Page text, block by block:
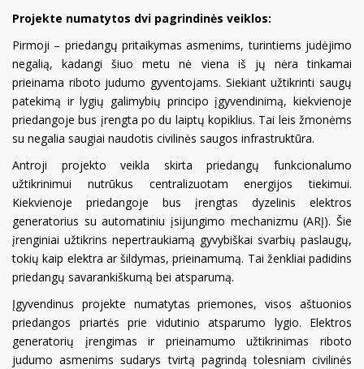
Projekte numatytos dvi pagrindinės veiklos:
Pirmoji – priedangų pritaikymas asmenims, turintiems judėjimo
negalią, kadangi šiuo metu nė viena iš jų nėra tinkamai
prieinama riboto judumo gyventojams. Siekiant užtikrinti saugų
patekimą ir lygių galimybių principo įgyvendinimą, kiekvienoje
priedangoje bus įrengta po du laiptų kopiklius. Tai leis žmonėms
su negalia saugiai naudotis civilinės saugos infrastruktūra.
Antroji projekto veikla skirta priedangų funkcionalumo
užtikrinimui nutrūkus centralizuotam energijos tiekimui.
Kiekvienoje priedangoje bus įrengtas dyzelinis elektros
generatorius su automatiniu įsijungimo mechanizmu (ARĮ). Šie
įrenginiai užtikrins nepertraukiamą gyvybiškai svarbių paslaugų,
tokių kaip elektra ar šildymas, prieinamumą. Tai ženkliai padidins
priedangų savarankiškumą bei atsparumą.
Įgyvendinus projekte numatytas priemones, visos aštuonios
priedangos priartės prie vidutinio atsparumo lygio. Elektros
generatorių įrengimas ir prieinamumo užtikrinimas riboto
judumo asmenims sudarys tvirtą pagrindą tolesniam civilinės